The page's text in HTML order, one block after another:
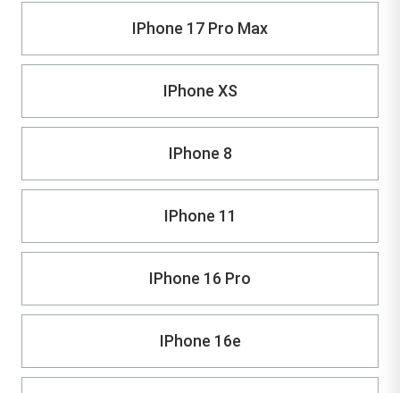
IPhone 17 Pro Max
IPhone XS
IPhone 8
IPhone 11
IPhone 16 Pro
IPhone 16e